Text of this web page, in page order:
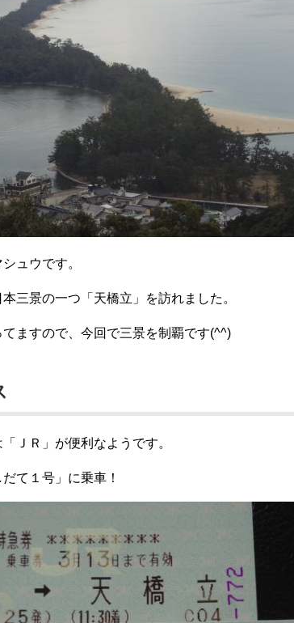
ュウです。
三景の一つ「天橋立」を訪れました。
ますので、今回で三景を制覇です(^^)
ＪＲ」が便利なようです。
て１号」に乗車！